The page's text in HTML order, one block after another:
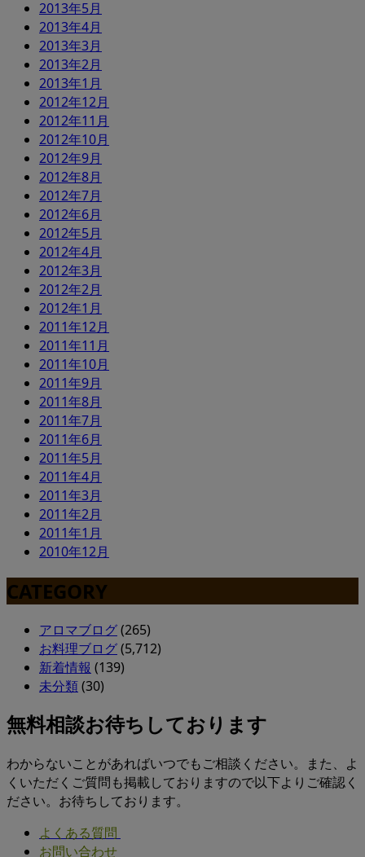
2013年5月
2013年4月
2013年3月
2013年2月
2013年1月
2012年12月
2012年11月
2012年10月
2012年9月
2012年8月
2012年7月
2012年6月
2012年5月
2012年4月
2012年3月
2012年2月
2012年1月
2011年12月
2011年11月
2011年10月
2011年9月
2011年8月
2011年7月
2011年6月
2011年5月
2011年4月
2011年3月
2011年2月
2011年1月
2010年12月
CATEGORY
アロマブログ(265)
お料理ブログ(5,712)
新着情報 (139)
未分類(30)
無料相談お待ちしております
わからないことがあればいつでもご相談ください。また、よ
くいただくご質問も掲載しておりますので以下よりご確認く
ださい。お待ちしております。
よくある質問
お問い合わせ